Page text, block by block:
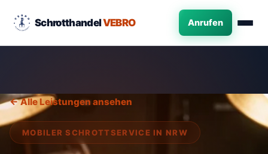
SchrotthandelVEBRO Anrufen
← Alle Leistungen ansehen
MOBILER SCHROTTSERVICE IN NRW